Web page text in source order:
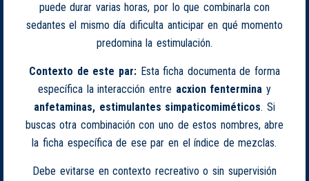
puede durar varias horas, por lo que combinarla con
sedantes el mismo día dificulta anticipar en qué momento
predomina la estimulación.
Contexto de este par:Esta ficha documenta de forma
específica la interacción entre acxion fentermina y
anfetaminas, estimulantes simpaticomiméticos. Si
buscas otra combinación con uno de estos nombres, abre
la ficha específica de ese par en el índice de mezclas.
Debe evitarse en contexto recreativo o sin supervisión